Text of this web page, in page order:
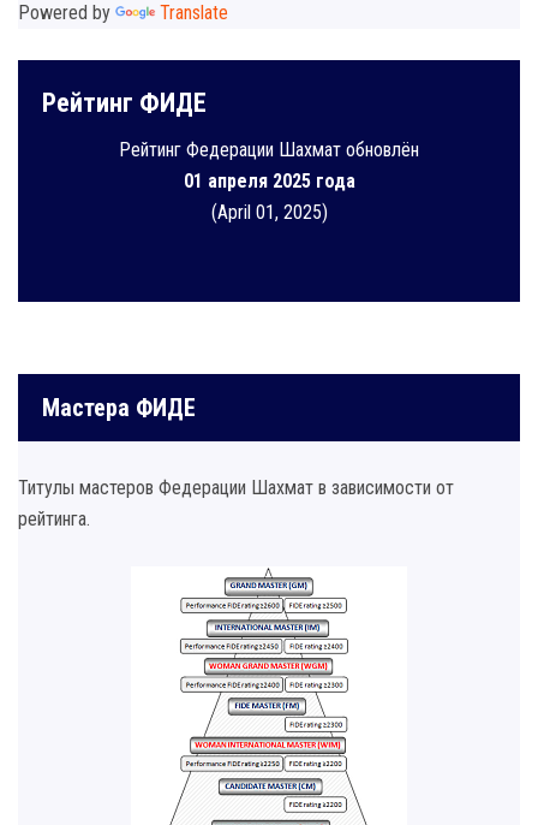
Powered by Translate
Рейтинг ФИДЕ
Рейтинг Федерации Шахмат обновлён
01 апреля 2025 года
(April 01, 2025)
Мастера ФИДЕ
Титулы мастеров Федерации Шахмат в зависимости от
рейтинга.